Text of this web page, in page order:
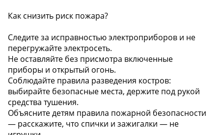
Как снизить риск пожара?
Следите за исправностью электроприборов и не
перегружайте электросеть.
Не оставляйте без присмотра включенные
приборы и открытый огонь.
Соблюдайте правила разведения костров:
выбирайте безопасные места, держите под рукой
средства тушения.
Объясните детям правила пожарной безопасности
— расскажите, что спички и зажигалки — не